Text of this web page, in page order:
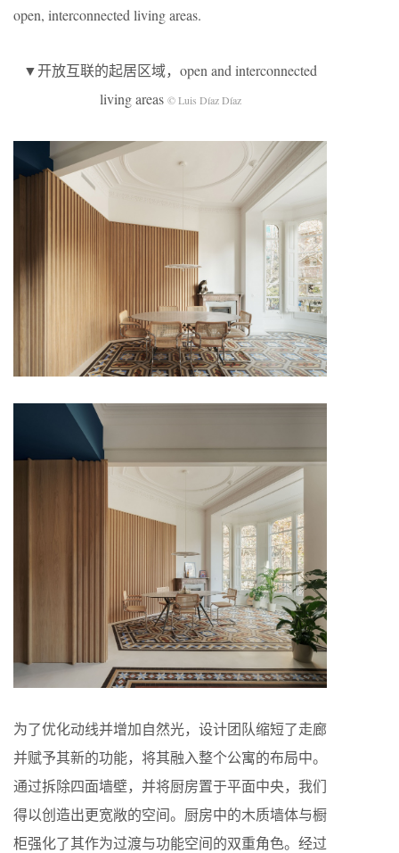
open, interconnected living areas.
▼开放互联的起居区域，open and interconnected
living areas © Luis Díaz Díaz
为了优化动线并增加自然光，设计团队缩短了走廊
并赋予其新的功能，将其融入整个公寓的布局中。
通过拆除四面墙壁，并将厨房置于平面中央，我们
得以创造出更宽敞的空间。厨房中的木质墙体与橱
柜强化了其作为过渡与功能空间的双重角色。经过